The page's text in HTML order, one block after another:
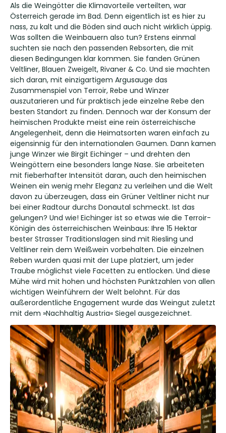
Als die Weingötter die Klimavorteile verteilten, war
Österreich gerade im Bad. Denn eigentlich ist es hier zu
nass, zu kalt und die Böden sind auch nicht wirklich üppig.
Was sollten die Weinbauern also tun? Erstens einmal
suchten sie nach den passenden Rebsorten, die mit
diesen Bedingungen klar kommen. Sie fanden Grünen
Veltliner, Blauen Zweigelt, Rivaner & Co. Und sie machten
sich daran, mit einzigartigem Argusauge das
Zusammenspiel von Terroir, Rebe und Winzer
auszutarieren und für praktisch jede einzelne Rebe den
besten Standort zu finden. Dennoch war der Konsum der
heimischen Produkte meist eine rein österreichische
Angelegenheit, denn die Heimatsorten waren einfach zu
eigensinnig für den internationalen Gaumen. Dann kamen
junge Winzer wie Birgit Eichinger – und drehten den
Weingöttern eine besonders lange Nase. Sie arbeiteten
mit fieberhafter Intensität daran, auch den heimischen
Weinen ein wenig mehr Eleganz zu verleihen und die Welt
davon zu überzeugen, dass ein Grüner Veltliner nicht nur
bei einer Radtour durchs Donautal schmeckt. Ist das
gelungen? Und wie! Eichinger ist so etwas wie die Terroir-
Königin des österreichischen Weinbaus: Ihre 15 Hektar
bester Strasser Traditionslagen sind mit Riesling und
Veltliner rein dem Weißwein vorbehalten. Die einzelnen
Reben wurden quasi mit der Lupe platziert, um jeder
Traube möglichst viele Facetten zu entlocken. Und diese
Mühe wird mit hohen und höchsten Punktzahlen von allen
wichtigen Weinführern der Welt belohnt. Für das
außerordentliche Engagement wurde das Weingut zuletzt
mit dem »Nachhaltig Austria« Siegel ausgezeichnet.